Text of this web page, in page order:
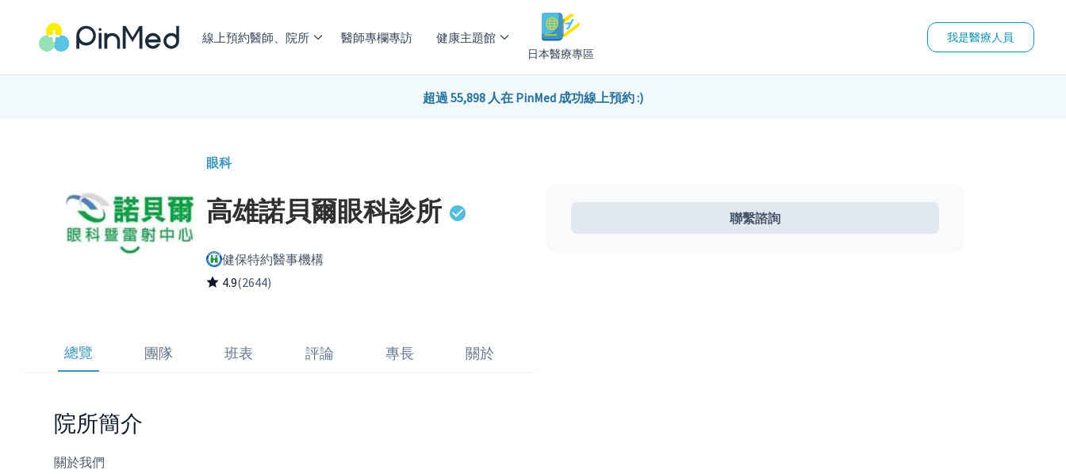
線上預約醫師、院所 醫師專欄專訪 健康主題館
日本醫療專區
我是醫療人員
超過 55,898 人在 PinMed 成功線上預約 :)
眼科
高雄諾貝爾眼科診所
健保特約醫事機構
4.9(2644)
總覽 團隊 班表 評論 專長 關於
院所簡介
關於我們
聯繫諮詢